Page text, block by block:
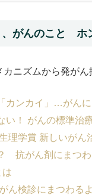
、がんのこと ホ
カニズムから発が
カンカイ」…がん
い！ がんの標準治
理学賞 新しいがん
抗がん剤にまつ
は
ん検診にまつわる